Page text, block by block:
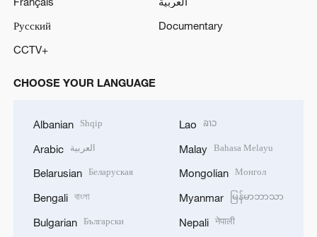
Русский
Documentary
CCTV+
CHOOSE YOUR LANGUAGE
Albanian Shqip
Arabic العربية
Belarusian Беларуская
Bengali বাংলা
Bulgarian Български
Lao ລາວ
Malay Bahasa Melayu
Mongolian Монгол
Myanmar မြန်မာဘာသာ
Nepali नेपाली